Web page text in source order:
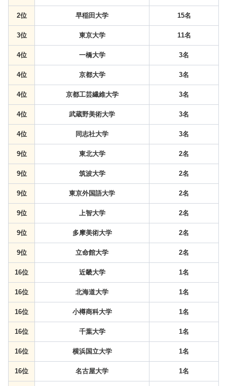
2位 早稲田大学 15名
3位 東京大学 11名
4位 一橋大学 3名
4位 京都大学 3名
4位 京都工芸繊維大学 3名
4位 武蔵野美術大学 3名
4位 同志社大学 3名
9位 東北大学 2名
9位 筑波大学 2名
9位 東京外国語大学 2名
9位 上智大学 2名
9位 多摩美術大学 2名
9位 立命館大学 2名
16位 近畿大学 1名
16位 北海道大学 1名
16位 小樽商科大学 1名
16位 千葉大学 1名
16位 横浜国立大学 1名
16位 名古屋大学 1名